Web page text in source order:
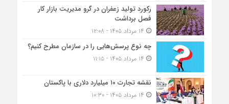
رکورد تولید زعفران در گرو مدیریت بازار کار
فصل برداشت
چه نوع پرسش‌هایی را در سازمان مطرح کنیم؟
نقشه تجارت ۱۰‌ میلیارد دلاری با پاکستان